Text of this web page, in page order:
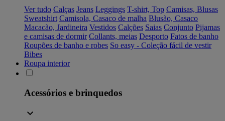
Ver tudo Calças Jeans Leggings T-shirt, Top Camisas, Blusas
Sweatshirt Camisola, Casaco de malha Blusão, Casaco
Macacão, Jardineira Vestidos Calções Saias Conjunto Pijamas
e camisas de dormir Collants, meias Desporto Fatos de banho
Roupões de banho e robes So easy - Coleção fácil de vestir
Bibes
Roupa interior
Acessórios e brinquedos